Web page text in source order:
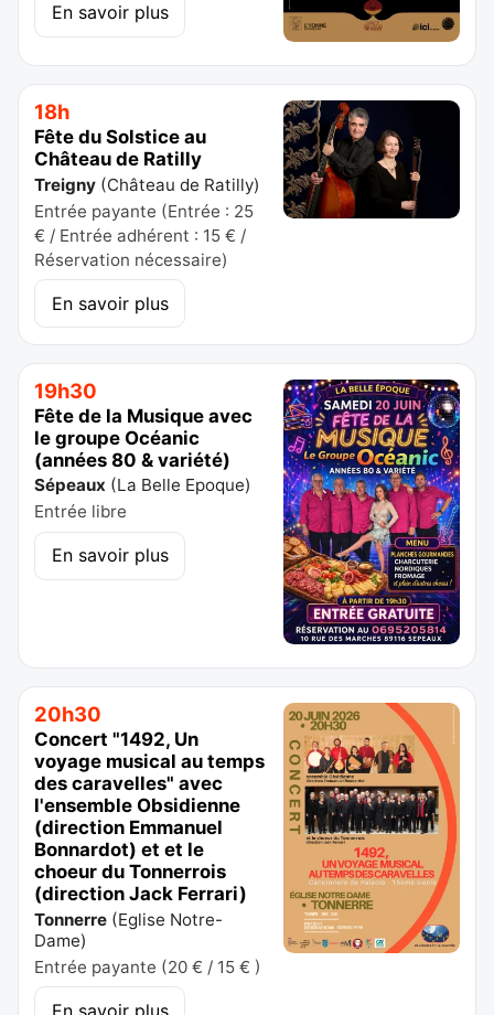
En savoir plus
18h
Fête du Solstice au
Château de Ratilly
Treigny (Château de Ratilly)
Entrée payante (Entrée : 25
€ / Entrée adhérent : 15 € /
Réservation nécessaire)
En savoir plus
19h30
Fête de la Musique avec
le groupe Océanic
(années 80 & variété)
Sépeaux (La Belle Epoque)
Entrée libre
En savoir plus
20h30
Concert "1492, Un
voyage musical au temps
des caravelles" avec
l'ensemble Obsidienne
(direction Emmanuel
Bonnardot) et et le
choeur du Tonnerrois
(direction Jack Ferrari)
Tonnerre (Eglise Notre-
Dame)
Entrée payante (20 € / 15 € )
En savoir plus